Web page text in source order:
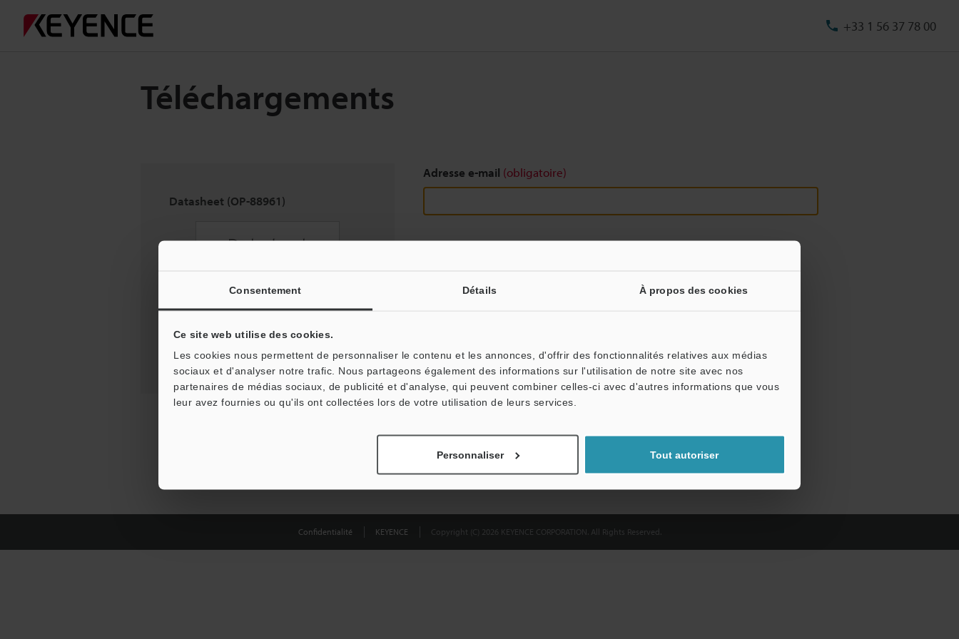
Consentement Détails À propos des cookies
Ce site web utilise des cookies.
Les cookies nous permettent de personnaliser le contenu et les annonces, d'offrir des fonctionnalités relatives aux médias
sociaux et d'analyser notre trafic. Nous partageons également des informations sur l'utilisation de notre site avec nos
partenaires de médias sociaux, de publicité et d'analyse, qui peuvent combiner celles-ci avec d'autres informations que vous
leur avez fournies ou qu'ils ont collectées lors de votre utilisation de leurs services.
Personnaliser Tout autoriser
+33 1 56 37 78 00
Téléchargements
Datasheet (OP-88961)
Adresse e-mail (obligatoire)
Confidentialité
Confidentialité KEYENCE Copyright (C) 2026 KEYENCE CORPORATION. All Rights Reserved.